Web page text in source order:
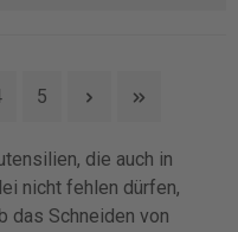
5
die auch in
nicht fehlen dürfen,
das Schneiden von